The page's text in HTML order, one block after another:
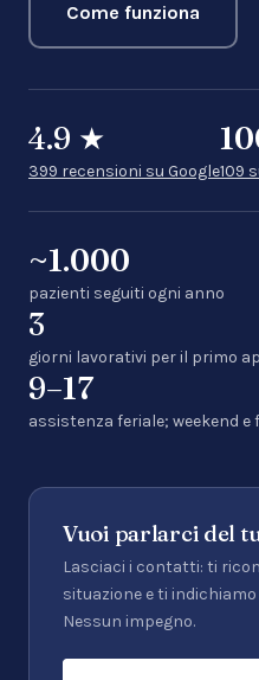
Come funziona
4.9 ★
399 recensioni su Google109
~1.000
pazienti seguiti ogni anno
3
giorni lavorativi per il primo
9–17
assistenza feriale; weekend
Vuoi parlarci del
Lasciaci i contatti: ti
situazione e ti
Nessun impegno.